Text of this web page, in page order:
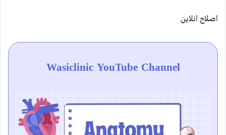
اصلاح انلاین
Wasiclinic YouTube Channel